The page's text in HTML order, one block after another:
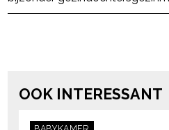
OOK INTERESSANT